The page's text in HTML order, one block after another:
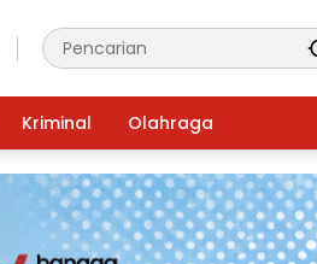
Kriminal Olahraga